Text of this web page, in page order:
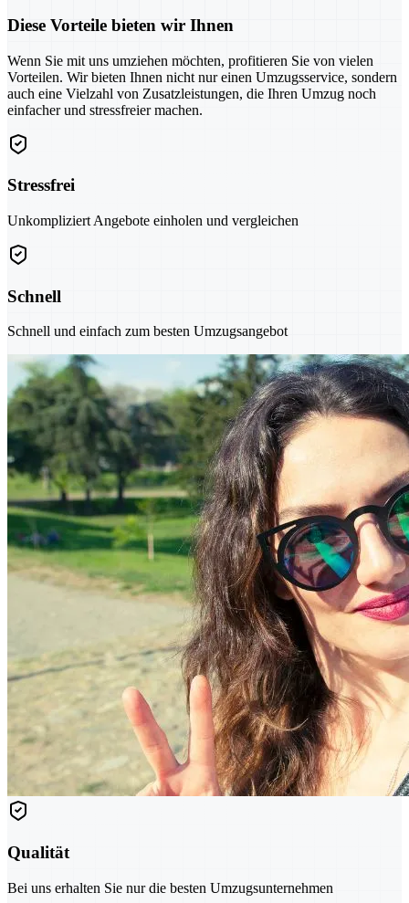
Diese Vorteile bieten wir Ihnen
Wenn Sie mit uns umziehen möchten, profitieren Sie von vielen
Vorteilen. Wir bieten Ihnen nicht nur einen Umzugsservice, sondern
auch eine Vielzahl von Zusatzleistungen, die Ihren Umzug noch
einfacher und stressfreier machen.
Stressfrei
Unkompliziert Angebote einholen und vergleichen
Schnell
Schnell und einfach zum besten Umzugsangebot
Qualität
Bei uns erhalten Sie nur die besten Umzugsunternehmen